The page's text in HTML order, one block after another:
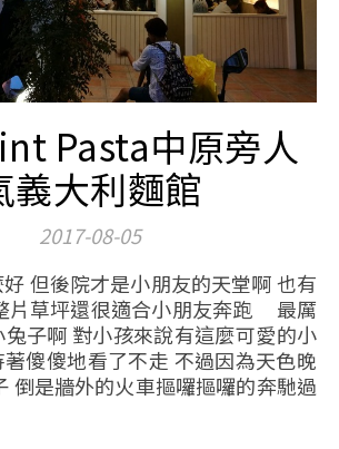
Pasta中原旁人
義大利麵館
2017-08-05
片草坪還很適合小朋友奔跑 最厲
子啊 對小孩來說有這麼可愛的小
傻傻地看了不走 不過因為天色晚
倒是牆外的火車摳囉摳囉的奔馳過